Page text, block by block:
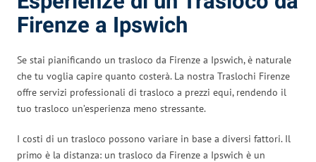
Firenze a Ipswich
Se stai pianificando un trasloco da Firenze a Ipswich, è naturale
che tu voglia capire quanto costerà. La nostra Traslochi Firenze
offre servizi professionali di trasloco a prezzi equi, rendendo il
tuo trasloco un’esperienza meno stressante.
I costi di un trasloco possono variare in base a diversi fattori. Il
primo è la distanza: un trasloco da Firenze a Ipswich è un